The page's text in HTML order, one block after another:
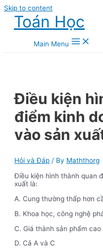
Skip to content
Toán Học
Main Menu
Điều kiện
điểm kinh
vào sản
Hỏi và Đáp / By Maththorg
Điều kiện hình thành quan
xuất là:
A. Cung thường thấp hơn
B. Khoa học, công nghệ
C. Giá thành sản phẩm cao
D. Cả A và C